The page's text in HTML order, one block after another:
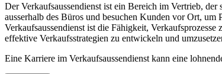
Der Verkaufsaussendienst ist ein Bereich im Vertrieb,
ausserhalb des Büros und besuchen Kunden vor Ort,
Verkaufsaussendienst ist die Fähigkeit,
effektive Verkaufsstrategien zu entwickeln und
Eine Karriere im Verkaufsaussendienst kann eine